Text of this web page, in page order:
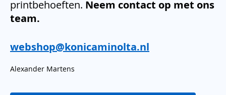
printbehoeften. Neem contact op met ons
team.
webshop@konicaminolta.nl
Alexander Martens